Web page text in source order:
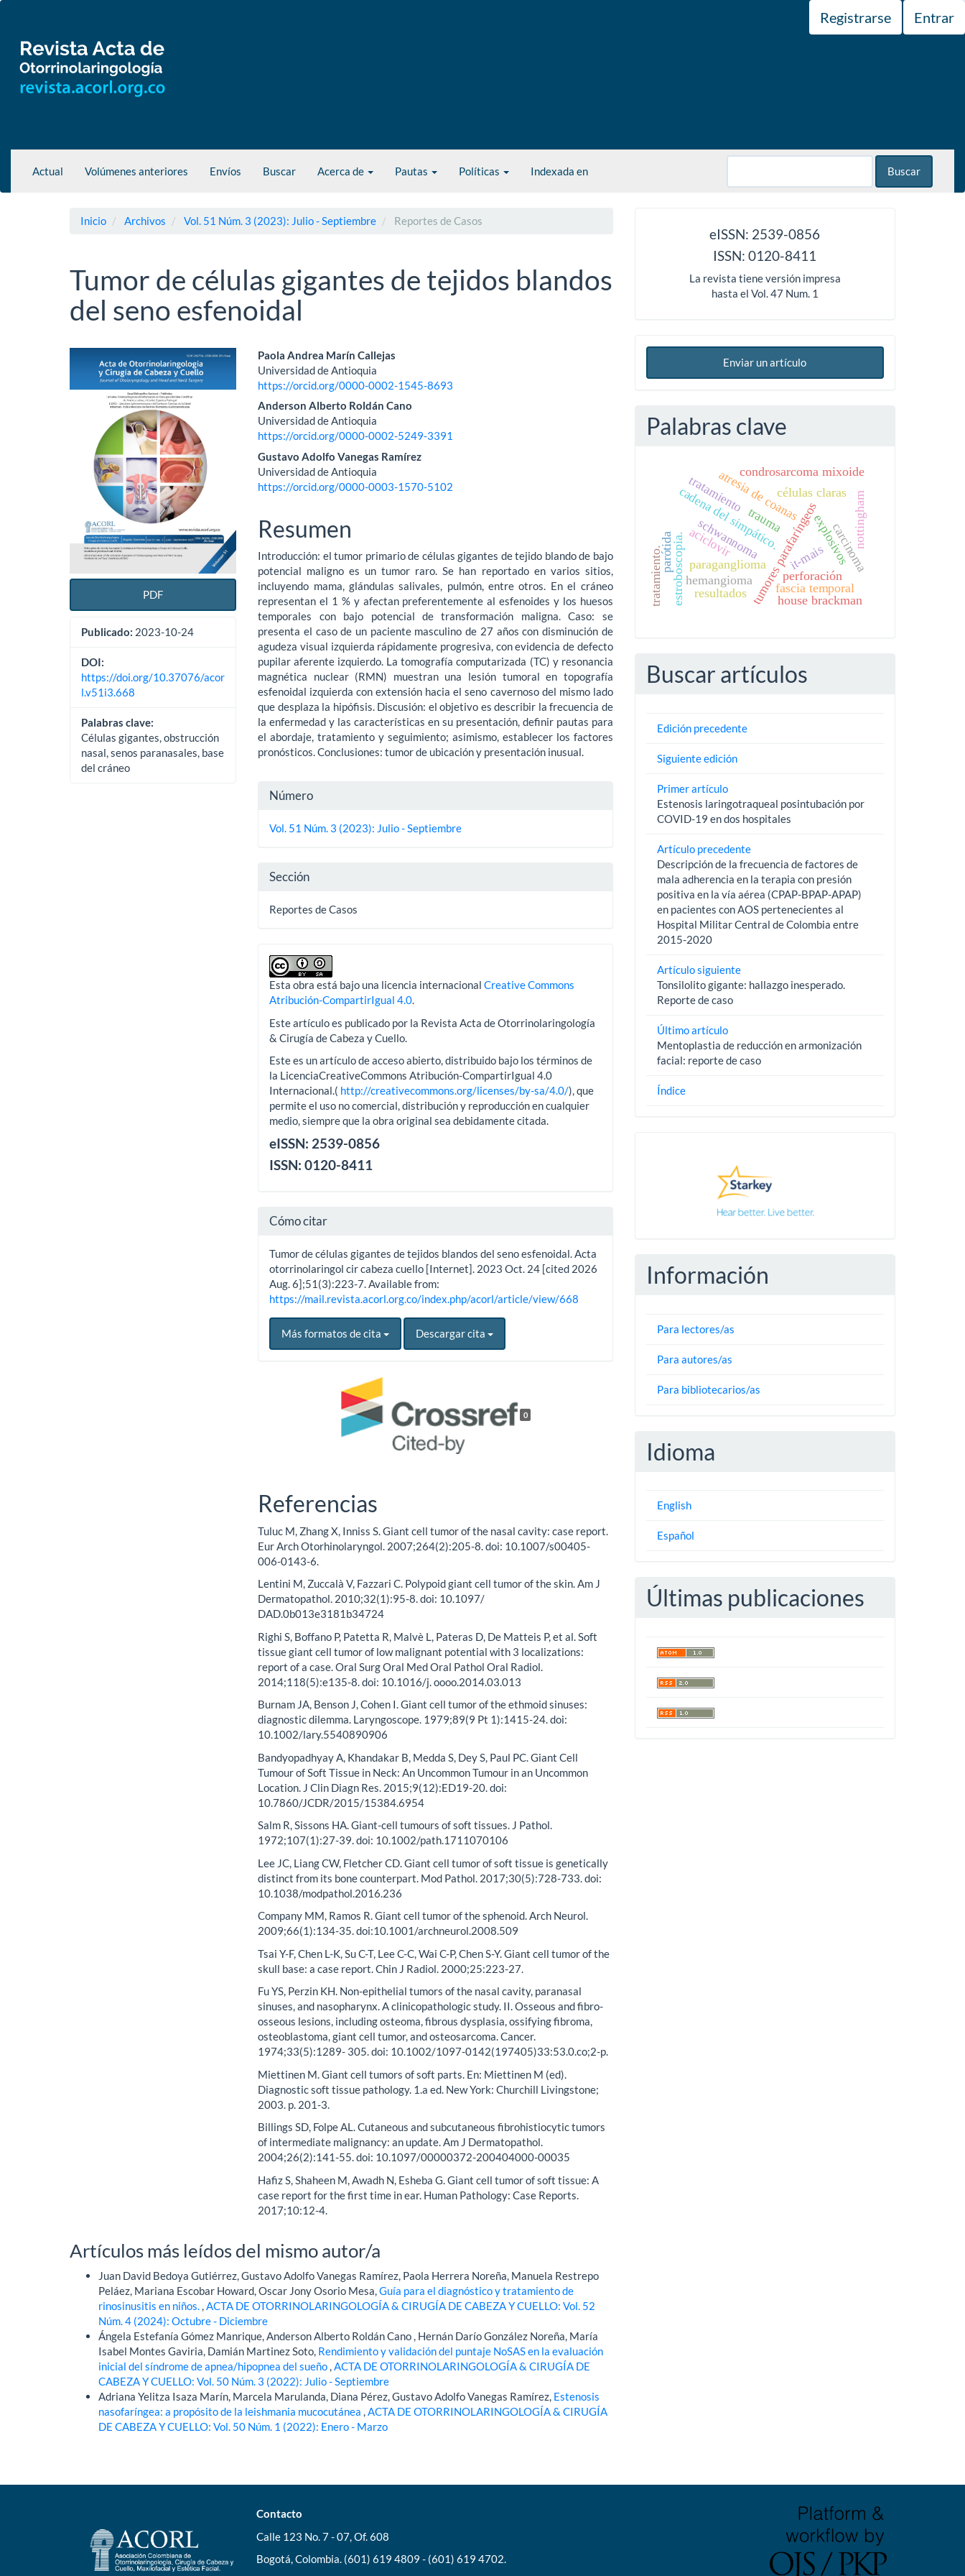
principal
Barra
lateral
Registrarse Entrar
Actual Volúmenes anteriores Envíos Buscar Acerca de Pautas Políticas Indexada en Buscar
Inicio Archivos Vol. 51 Núm. 3 (2023): Julio - Septiembre Reportes de Casos
Tumor de células gigantes de tejidos blandos
del seno esfenoidal
Barra
lateral
artículo
PDF
Publicado: 2023-10-24
DOI:
https://doi.org/10.37076/acor
l.v51i3.668
Palabras clave:
Células gigantes, obstrucción
nasal, senos paranasales, base
del cráneo
Contenido
principal
del
artículo
Paola Andrea Marín Callejas
Universidad de Antioquia
https://orcid.org/0000-0002-1545-8693
Anderson Alberto Roldán Cano
Universidad de Antioquia
https://orcid.org/0000-0002-5249-3391
Gustavo Adolfo Vanegas Ramírez
Universidad de Antioquia
https://orcid.org/0000-0003-1570-5102
Resumen
Introducción: el tumor primario de células gigantes de tejido blando de bajo
potencial maligno es un tumor raro. Se han reportado en varios sitios,
incluyendo mama, glándulas salivales, pulmón, entre otros. En el cráneo
representan el 1 % y afectan preferentemente al esfenoides y los huesos
temporales con bajo potencial de transformación maligna. Caso: se
presenta el caso de un paciente masculino de 27 años con disminución de
agudeza visual izquierda rápidamente progresiva, con evidencia de defecto
pupilar aferente izquierdo. La tomografía computarizada (TC) y resonancia
magnética nuclear (RMN) muestran una lesión tumoral en topografía
esfenoidal izquierda con extensión hacia el seno cavernoso del mismo lado
que desplaza la hipófisis. Discusión: el objetivo es describir la frecuencia de
la enfermedad y las características en su presentación, definir pautas para
el abordaje, tratamiento y seguimiento; asimismo, establecer los factores
pronósticos. Conclusiones: tumor de ubicación y presentación inusual.
Detalles
del
Número
Vol. 51 Núm. 3 (2023): Julio - Septiembre
Sección
Reportes de Casos
Esta obra está bajo una licencia internacionalCreative Commons
Atribución-CompartirIgual 4.0.
Este artículo es publicado por la Revista Acta de Otorrinolaringología
& Cirugía de Cabeza y Cuello.
Este es un artículo de acceso abierto, distribuido bajo los términos de
la LicenciaCreativeCommons Atribución-CompartirIgual 4.0
Internacional.( http://creativecommons.org/licenses/by-sa/4.0/), que
permite el uso no comercial, distribución y reproducción en cualquier
medio, siempre que la obra original sea debidamente citada.
eISSN: 2539-0856
ISSN: 0120-8411
Cómo citar
Tumor de células gigantes de tejidos blandos del seno esfenoidal. Acta
otorrinolaringol cir cabeza cuello [Internet]. 2023 Oct. 24 [cited 2026
Aug. 6];51(3):223-7. Available from:
https://mail.revista.acorl.org.co/index.php/acorl/article/view/668
Más formatos de cita Descargar cita
0
Referencias
Tuluc M, Zhang X, Inniss S. Giant cell tumor of the nasal cavity: case report.
Eur Arch Otorhinolaryngol. 2007;264(2):205-8. doi: 10.1007/s00405-
006-0143-6.
Lentini M, Zuccalà V, Fazzari C. Polypoid giant cell tumor of the skin. Am J
Dermatopathol. 2010;32(1):95-8. doi: 10.1097/
DAD.0b013e3181b34724
Righi S, Boffano P, Patetta R, Malvè L, Pateras D, De Matteis P, et al. Soft
tissue giant cell tumor of low malignant potential with 3 localizations:
report of a case. Oral Surg Oral Med Oral Pathol Oral Radiol.
2014;118(5):e135-8. doi: 10.1016/j. oooo.2014.03.013
Burnam JA, Benson J, Cohen I. Giant cell tumor of the ethmoid sinuses:
diagnostic dilemma. Laryngoscope. 1979;89(9 Pt 1):1415-24. doi:
10.1002/lary.5540890906
Bandyopadhyay A, Khandakar B, Medda S, Dey S, Paul PC. Giant Cell
Tumour of Soft Tissue in Neck: An Uncommon Tumour in an Uncommon
Location. J Clin Diagn Res. 2015;9(12):ED19-20. doi:
10.7860/JCDR/2015/15384.6954
Salm R, Sissons HA. Giant-cell tumours of soft tissues. J Pathol.
1972;107(1):27-39. doi: 10.1002/path.1711070106
Lee JC, Liang CW, Fletcher CD. Giant cell tumor of soft tissue is genetically
distinct from its bone counterpart. Mod Pathol. 2017;30(5):728-733. doi:
10.1038/modpathol.2016.236
Company MM, Ramos R. Giant cell tumor of the sphenoid. Arch Neurol.
2009;66(1):134-35. doi:10.1001/archneurol.2008.509
Tsai Y-F, Chen L-K, Su C-T, Lee C-C, Wai C-P, Chen S-Y. Giant cell tumor of the
skull base: a case report. Chin J Radiol. 2000;25:223-27.
Fu YS, Perzin KH. Non-epithelial tumors of the nasal cavity, paranasal
sinuses, and nasopharynx. A clinicopathologic study. II. Osseous and fibro-
osseous lesions, including osteoma, fibrous dysplasia, ossifying fibroma,
osteoblastoma, giant cell tumor, and osteosarcoma. Cancer.
1974;33(5):1289- 305. doi: 10.1002/1097-0142(197405)33:53.0.co;2-p.
Miettinen M. Giant cell tumors of soft parts. En: Miettinen M (ed).
Diagnostic soft tissue pathology. 1.a ed. New York: Churchill Livingstone;
2003. p. 201-3.
Billings SD, Folpe AL. Cutaneous and subcutaneous fibrohistiocytic tumors
of intermediate malignancy: an update. Am J Dermatopathol.
2004;26(2):141-55. doi: 10.1097/00000372-200404000-00035
Hafiz S, Shaheen M, Awadh N, Esheba G. Giant cell tumor of soft tissue: A
case report for the first time in ear. Human Pathology: Case Reports.
2017;10:12-4.
Artículos más leídos del mismo autor/a
Juan David Bedoya Gutiérrez, Gustavo Adolfo Vanegas Ramírez, Paola Herrera Noreña, Manuela Restrepo
Peláez, Mariana Escobar Howard, Oscar Jony Osorio Mesa,Guía para el diagnóstico y tratamiento de
rinosinusitis en niños.,ACTA DE OTORRINOLARINGOLOGÍA & CIRUGÍA DE CABEZA Y CUELLO: Vol. 52
Núm. 4 (2024): Octubre - Diciembre
Ángela Estefanía Gómez Manrique, Anderson Alberto Roldán Cano , Hernán Darío González Noreña, María
Isabel Montes Gaviria, Damián Martinez Soto, Rendimiento y validación del puntaje NoSAS en la evaluación
inicial del síndrome de apnea/hipopnea del sueño,ACTA DE OTORRINOLARINGOLOGÍA & CIRUGÍA DE
CABEZA Y CUELLO: Vol. 50 Núm. 3 (2022): Julio - Septiembre
Adriana Yelitza Isaza Marín, Marcela Marulanda, Diana Pérez, Gustavo Adolfo Vanegas Ramírez, Estenosis
nasofaríngea: a propósito de la leishmania mucocutánea,ACTA DE OTORRINOLARINGOLOGÍA & CIRUGÍA
DE CABEZA Y CUELLO: Vol. 50 Núm. 1 (2022): Enero - Marzo
eISSN: 2539-0856
ISSN: 0120-8411
La revista tiene versión impresa
hasta el Vol. 47 Num. 1
Enviar un artículo
Palabras clave
schwannoma
paragangliomatumores parafaríngeos
cadena del simpático.
atresia de coanas
condrosarcoma mixoide
perforación
trauma explosivos
fascia temporal
estroboscopia.
tratamiento
house brackman
aciclovir carcinoma
células claras
parótida
hemangioma
tratamiento. it-mais
nottingham
resultados
Buscar artículos
Edición precedente
Siguiente edición
Primer artículo
Estenosis laringotraqueal posintubación por
COVID-19 en dos hospitales
Artículo precedente
Descripción de la frecuencia de factores de
mala adherencia en la terapia con presión
positiva en la vía aérea (CPAP-BPAP-APAP)
en pacientes con AOS pertenecientes al
Hospital Militar Central de Colombia entre
2015-2020
Artículo siguiente
Tonsilolito gigante: hallazgo inesperado.
Reporte de caso
Último artículo
Mentoplastia de reducción en armonización
facial: reporte de caso
Índice
Información
Para lectores/as
Para autores/as
Para bibliotecarios/as
Idioma
English
Español
Últimas publicaciones
Contacto
Calle 123 No. 7 - 07, Of. 608
Bogotá, Colombia. (601) 619 4809 - (601) 619 4702.